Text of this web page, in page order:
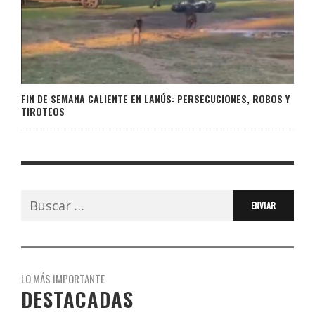
FIN DE SEMANA CALIENTE EN LANÚS: PERSECUCIONES, ROBOS Y
TIROTEOS
Buscar:
LO MÁS IMPORTANTE
DESTACADAS